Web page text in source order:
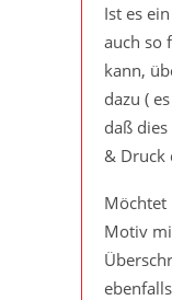
Ist es
auch so
kann,
dazu (
daß
& Druck
Möchtet
Motiv